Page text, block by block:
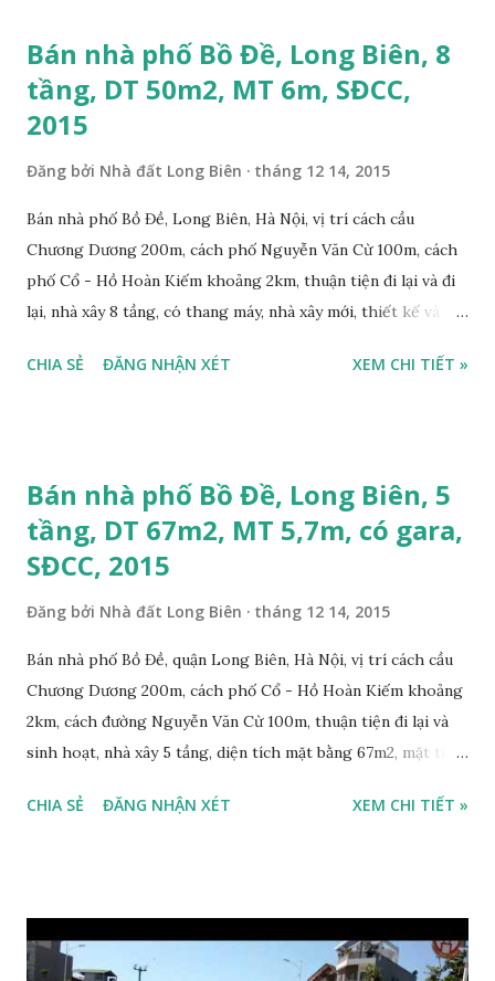
trực tuyến. Video quay Hồ Thạch Bàn, cách phố Ngọc Trì
khoảng 150m, 2015: Chung cư Him Lam Thạch Bàn - 18 tầng,
Cách phố Ngọc Trì 100m, 2015:
Bán nhà phố Bồ Đề, Long Biên, 8
tầng, DT 50m2, MT 6m, SĐCC,
2015
Đăng bởi Nhà đất Long Biên tháng 12 14, 2015
Bán nhà phố Bồ Đề, Long Biên, Hà Nội, vị trí cách cầu
Chương Dương 200m, cách phố Nguyễn Văn Cừ 100m, cách
phố Cổ - Hồ Hoàn Kiếm khoảng 2km, thuận tiện đi lại và đi
lại, nhà xây 8 tầng, có thang máy, nhà xây mới, thiết kế và đồ
thiết kế gồm 3 phòng ngủ, phòng 1 khách, 1 phòng bếp, 1
trực tuyến.
CHIA SẺ ĐĂNG NHẬN XÉT XEM CHI TIẾT »
Bán nhà phố Bồ Đề, Long Biên, 5
tầng, DT 67m2, MT 5,7m, có gara,
SĐCC, 2015
Đăng bởi Nhà đất Long Biên tháng 12 14, 2015
Bán nhà phố Bồ Đề, quận Long Biên, Hà Nội, vị trí cách cầu
Chương Dương 200m, cách phố Cổ - Hồ Hoàn Kiếm khoảng
2km, cách đường Nguyễn Văn Cừ 100m, thuận tiện đi lại và
sinh hoạt, nhà xây 5 tầng, diện tích mặt bằng 67m2, mặt tiền
đình có nhiều thế hệ, thiết kế gồm 4 phòng ngủ có vệ sinh
sổ đổ chính chủ, giá bán 6,5 tỷ, có thương lượng với khách
thiện chí mua. Liên hệ: 0984999007 - 0915383393. Miễn
CHIA SẺ ĐĂNG NHẬN XÉT XEM CHI TIẾT »